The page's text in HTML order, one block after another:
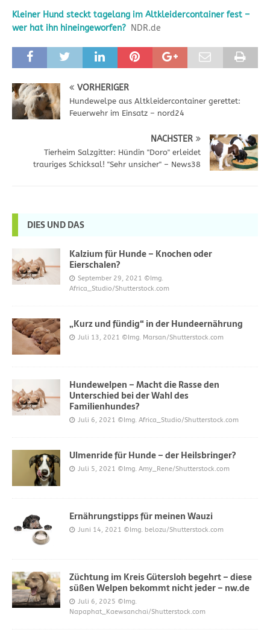
Kleiner Hund steckt tagelang im Altkleidercontainer fest –
wer hat ihn hineingeworfen? NDR.de
VORHERIGER
Hundewelpe aus Altkleidercontainer gerettet:
Feuerwehr im Einsatz – nord24
NÄCHSTER
Tierheim Salzgitter: Hündin "Doro" erleidet
trauriges Schicksal! "Sehr unsicher" – News38
DIES UND DAS
Kalzium für Hunde – Knochen oder
Eierschalen?
September 29, 2021 ©Img.
Africa_Studio/Shutterstock.com
„Kurz und fündig“ in der Hundeernährung
Juli 13, 2021 ©Img. Marsan/Shutterstock.com
Hundewelpen – Macht die Rasse den
Unterschied bei der Wahl des
Familienhundes?
Juli 6, 2021 ©Img. Africa_Studio/Shutterstock.com
Ulmenride für Hunde – der Heilsbringer?
Juli 5, 2021 ©Img. Amy_Rene/Shutterstock.com
Ernährungstipps für meinen Wauzi
Juni 14, 2021 ©Img. belozu/Shutterstock.com
Züchtung im Kreis Gütersloh begehrt – diese
süßen Welpen bekommt nicht jeder – nw.de
Juli 6, 2025 ©Img.
Napaphat_Kaewsanchai/Shutterstock.com